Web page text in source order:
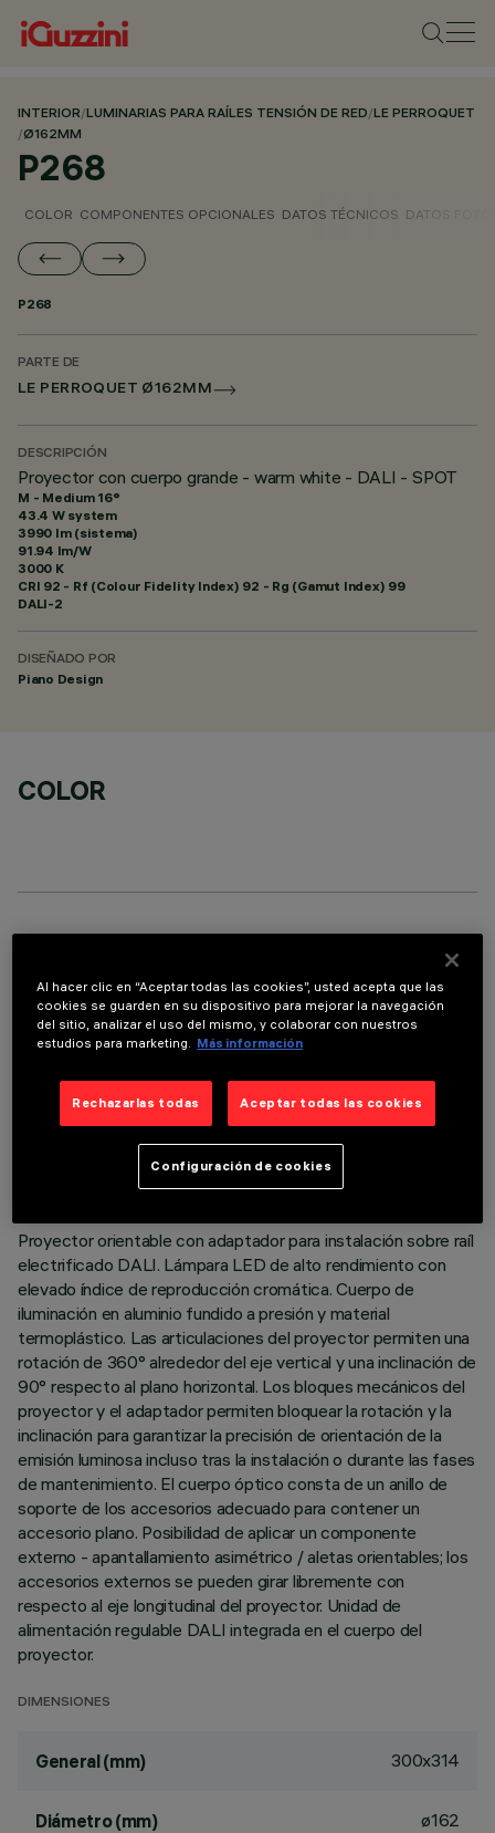
INTERIOR/LUMINARIAS PARA RAÍLES TENSIÓN DE RED/LE PERROQUET
/Ø162MM
P268
COLOR COMPONENTES OPCIONALES DATOS TÉCNICOS DATOS
P268
PARTE DE
LE PERROQUET Ø162MM
DESCRIPCIÓN
Proyector con cuerpo grande - warm white - DALI - SPOT
M - Medium 16°
43.4 W system
3990 lm (sistema)
91.94 lm/W
3000 K
CRI 92 - Rf (Colour Fidelity Index) 92 - Rg (Gamut Index) 99
DALI-2
DISEÑADO POR
Piano Design
COLOR
DATOS TÉCNICOS
ÚLTIMA ACTUALIZACIÓN: 05/08/2026
Proyector orientable con adaptador para instalación sobre raíl
electrificado DALI. Lámpara LED de alto rendimiento con
elevado índice de reproducción cromática. Cuerpo de
iluminación en aluminio fundido a presión y material
termoplástico. Las articulaciones del proyector permiten una
rotación de 360° alrededor del eje vertical y una inclinación de
90° respecto al plano horizontal. Los bloques mecánicos del
proyector y el adaptador permiten bloquear la rotación y la
inclinación para garantizar la precisión de orientación de la
emisión luminosa incluso tras la instalación o durante las fases
de mantenimiento. El cuerpo óptico consta de un anillo de
soporte de los accesorios adecuado para contener un
accesorio plano. Posibilidad de aplicar un componente
externo - apantallamiento asimétrico / aletas orientables; los
accesorios externos se pueden girar libremente con
respecto al eje longitudinal del proyector. Unidad de
alimentación regulable DALI integrada en el cuerpo del
proyector.
DIMENSIONES
General (mm) 300x314
Diámetro (mm) ø162
Al hacer clic en “Aceptar todas las cookies”, usted acepta que las
cookies se guarden en su dispositivo para mejorar la navegación
del sitio, analizar el uso del mismo, y colaborar con nuestros
estudios para marketing.
Más información
Rechazarlas todas Aceptar todas las cookies
Configuración de cookies